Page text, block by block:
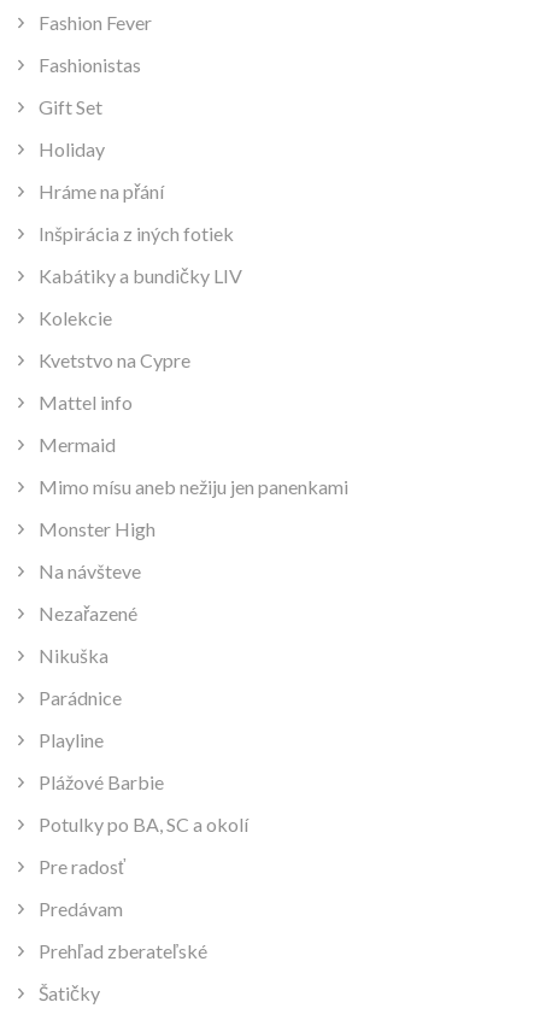
Fashion Fever
Fashionistas
Gift Set
Holiday
Hráme na přání
Inšpirácia z iných fotiek
Kabátiky a bundičky LIV
Kolekcie
Kvetstvo na Cypre
Mattel info
Mermaid
Mimo mísu aneb nežiju jen panenkami
Monster High
Na návšteve
Nezařazené
Nikuška
Parádnice
Playline
Plážové Barbie
Potulky po BA, SC a okolí
Pre radosť
Predávam
Prehľad zberateľské
Šatičky